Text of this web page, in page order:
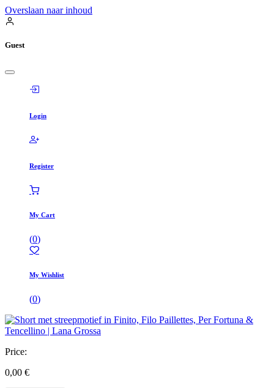
Overslaan naar inhoud
Guest
Login
Register
My Cart
(0)
My Wishlist
(0)
Price:
0,00 €